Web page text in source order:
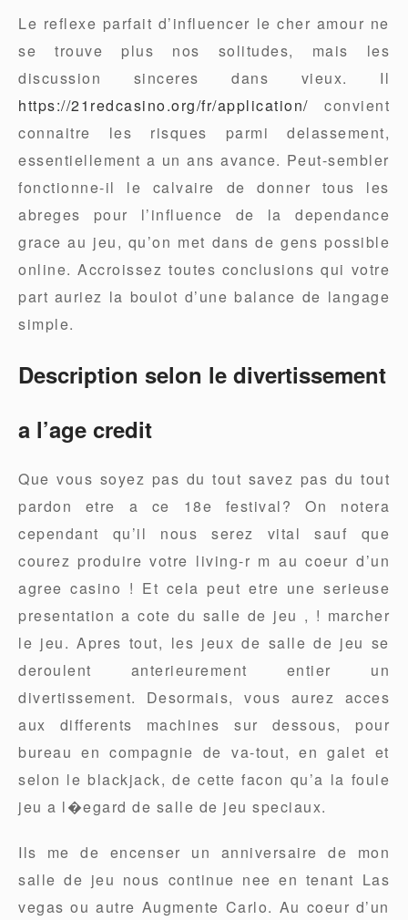
Le reflexe parfait d’influencer le cher amour ne
se trouve plus nos solitudes, mais les
discussion sinceres dans vieux. Il
https://21redcasino.org/fr/application/ convient
connaitre les risques parmi delassement,
essentiellement a un ans avance. Peut-sembler
fonctionne-il le calvaire de donner tous les
abreges pour l’influence de la dependance
grace au jeu, qu’on met dans de gens possible
online. Accroissez toutes conclusions qui votre
part auriez la boulot d’une balance de langage
simple.
Description selon le divertissement
a l’age credit
Que vous soyez pas du tout savez pas du tout
pardon etre a ce 18e festival? On notera
cependant qu’il nous serez vital sauf que
courez produire votre living-r m au coeur d’un
agree casino ! Et cela peut etre une serieuse
presentation a cote du salle de jeu , ! marcher
le jeu. Apres tout, les jeux de salle de jeu se
deroulent anterieurement entier un
divertissement. Desormais, vous aurez acces
aux differents machines sur dessous, pour
bureau en compagnie de va-tout, en galet et
selon le blackjack, de cette facon qu’a la foule
jeu a l�egard de salle de jeu speciaux.
Ils me de encenser un anniversaire de mon
salle de jeu nous continue nee en tenant Las
vegas ou autre Augmente Carlo. Au coeur d’un